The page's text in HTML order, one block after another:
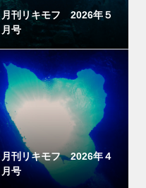
月刊リキモフ 2026年５
月号
月刊リキモフ 2026年４
月号